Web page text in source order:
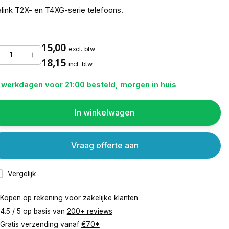
T2X- en T4XG-serie telefoons.
15,00 excl. btw
18,15 incl. btw
werkdagen voor 21:00 besteld, morgen in huis
In winkelwagen
Vergelijk
Vraag offerte aan
Kopen op rekening voor zakelijke klanten
4.5 / 5 op basis van 200+ reviews
Gratis verzending vanaf €70*